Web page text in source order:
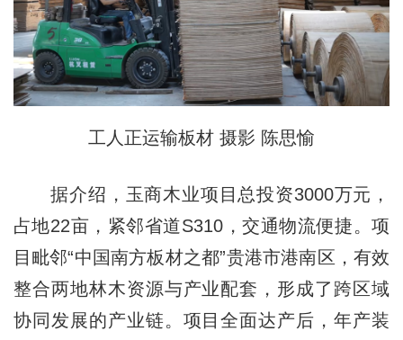
工人正运输板材 摄影 陈思愉
据介绍，玉商木业项目总投资3000万元，
占地22亩，紧邻省道S310，交通物流便捷。项
目毗邻“中国南方板材之都”贵港市港南区，有效
整合两地林木资源与产业配套，形成了跨区域
协同发展的产业链。项目全面达产后，年产装